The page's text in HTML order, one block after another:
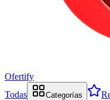
Ofertify
Todas
Categorías